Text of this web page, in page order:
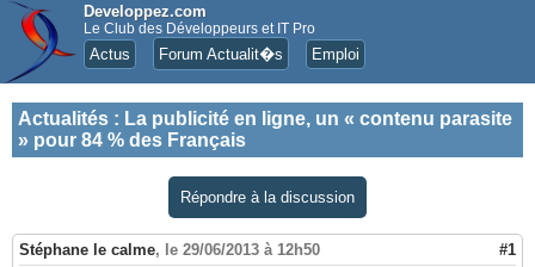
Developpez.com
Le Club des Développeurs et IT Pro
Actus Forum Actualit�s Emploi
Actualités : La publicité en ligne, un « contenu parasite
» pour 84 % des Français
Répondre à la discussion
Stéphane le calme, le 29/06/2013 à 12h50 #1